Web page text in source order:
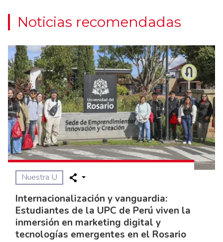
Noticias recomendadas
Nuestra U
Internacionalización y vanguardia:
Estudiantes de la UPC de Perú viven la
inmersión en marketing digital y
tecnologías emergentes en el Rosario